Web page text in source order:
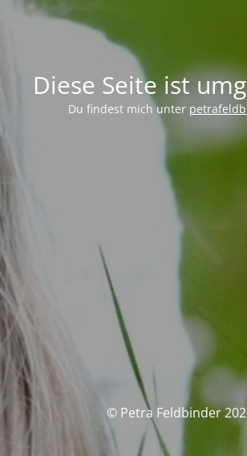
Diese Seite ist
Du findest mich unter
© Petra Feldbinder